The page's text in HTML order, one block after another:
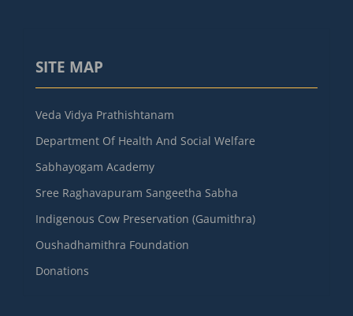
SITE MAP
Veda Vidya Prathishtanam
Department Of Health And Social Welfare
Sabhayogam Academy
Sree Raghavapuram Sangeetha Sabha
Indigenous Cow Preservation (Gaumithra)
Oushadhamithra Foundation
Donations